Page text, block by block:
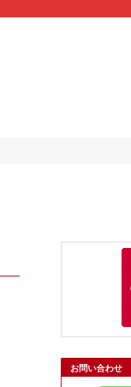
| スモトクホーム
お問い合わせ